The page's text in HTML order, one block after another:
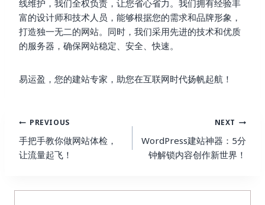
线维护，我们全权负责，让您省心省力。我们拥有经验丰
富的设计师和技术人员，能够根据您的需求和品牌形象，
打造独一无二的网站。同时，我们采用先进的技术和优质
的服务器，确保网站稳定、安全、快速。
易运盈，您的建站专家，助您在互联网时代扬帆起航！
Post
Navigation
PREVIOUS
手把手教你做网站体检，
让流量起飞！
NEXT
WordPress建站神器：5分
钟解锁内容创作新世界！